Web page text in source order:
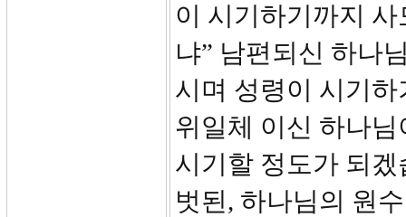
이 시기하기까지
냐” 남편되신 하나
시며 성령이 시기
위일체 이신 하나
시기할 정도가 되
벗된, 하나님의 원